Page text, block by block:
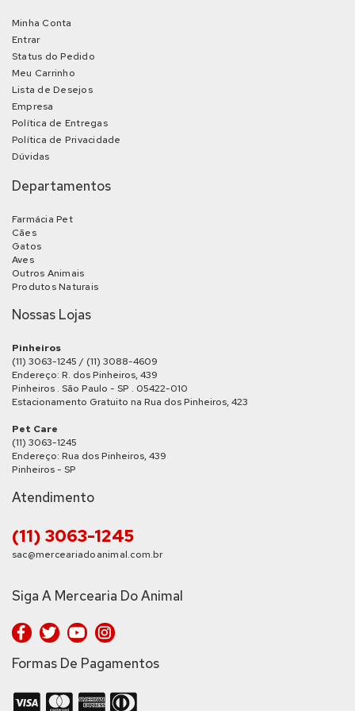
Minha Conta
Entrar
Status do Pedido
Meu Carrinho
Lista de Desejos
Empresa
Política de Entregas
Política de Privacidade
Dúvidas
Departamentos
Farmácia Pet
Cães
Gatos
Aves
Outros Animais
Produtos Naturais
Nossas Lojas
Pinheiros
(11) 3063-1245 / (11) 3088-4609
Endereço: R. dos Pinheiros, 439
Pinheiros . São Paulo - SP . 05422-010
Estacionamento Gratuito na Rua dos Pinheiros, 423
Pet Care
(11) 3063-1245
Endereço: Rua dos Pinheiros, 439
Pinheiros - SP
Atendimento
(11) 3063-1245
sac@merceariadoanimal.com.br
Siga A Mercearia Do Animal
Formas De Pagamentos